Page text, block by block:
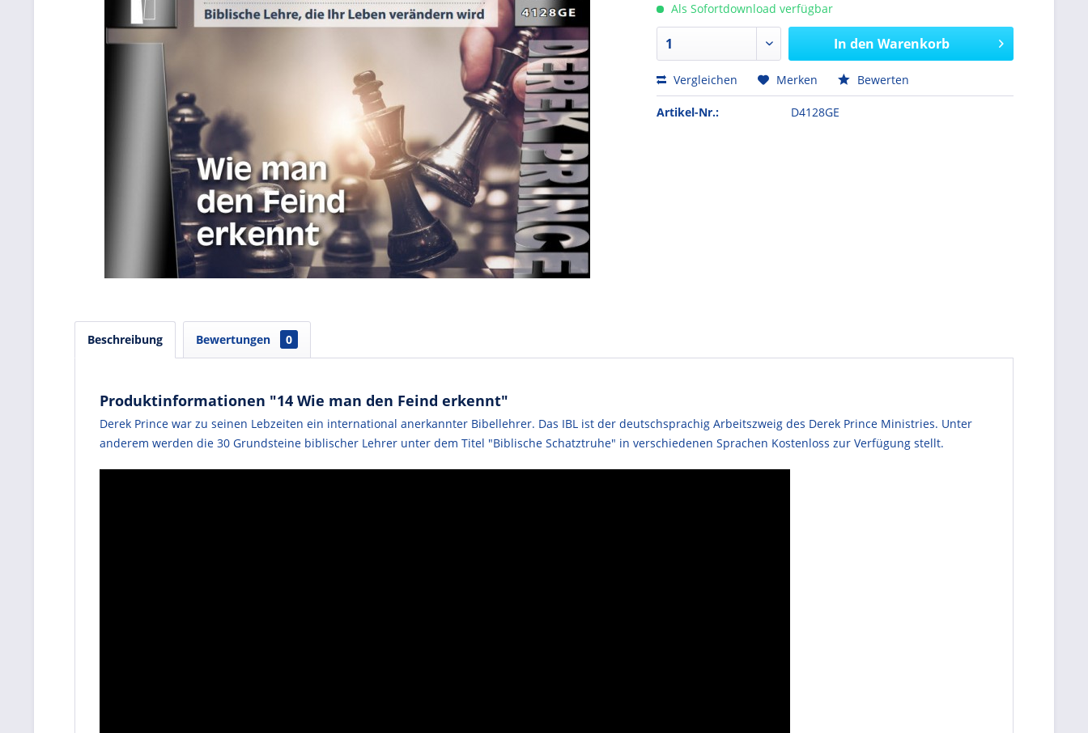
Als Sofortdownload verfügbar
In den Warenkorb
Vergleichen Merken Bewerten
Artikel-Nr.: D4128GE
Beschreibung Bewertungen 0
Produktinformationen "14 Wie man den Feind erkennt"
Derek Prince war zu seinen Lebzeiten ein international anerkannter Bibellehrer. Das IBL ist der deutschsprachig Arbeitszweig des Derek Prince Ministries. Unter
anderem werden die 30 Grundsteine biblischer Lehrer unter dem Titel "Biblische Schatztruhe" in verschiedenen Sprachen Kostenloss zur Verfügung stellt.